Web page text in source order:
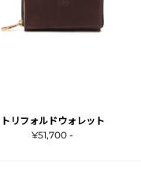
トリフォルドウォレット
¥51,700 -